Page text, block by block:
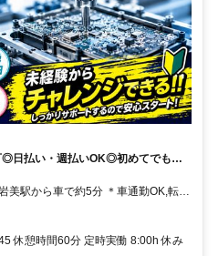
◎日払い・週払いOK◎初めてでも安
イベート充実！
休憩時間60分 定時実働 8:00h 休み